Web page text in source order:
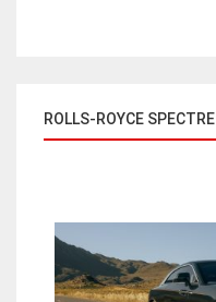
ROLLS-ROYCE SPECTRE